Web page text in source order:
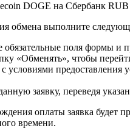
DOGE на Сбербанк
обмена выполните
обязательные поля формы и
«Обменять», чтобы
с условиями
заявку, переведя
оплаты заявка будет
времени.